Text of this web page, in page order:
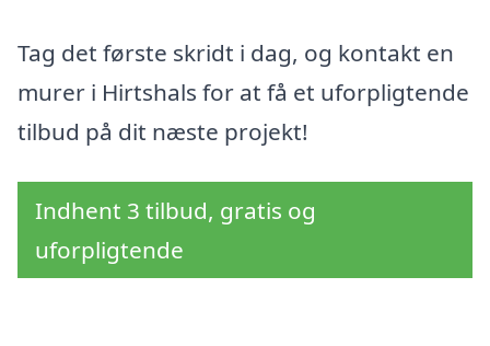
Tag det første skridt i dag, og kontakt en
murer i Hirtshals for at få et uforpligtende
tilbud på dit næste projekt!
Indhent 3 tilbud, gratis og
uforpligtende